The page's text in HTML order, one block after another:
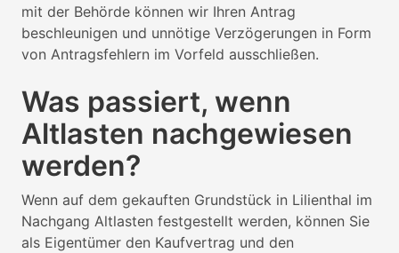
mit der Behörde können wir Ihren Antrag
beschleunigen und unnötige Verzögerungen in Form
von Antragsfehlern im Vorfeld ausschließen.
Was passiert, wenn
Altlasten nachgewiesen
werden?
Wenn auf dem gekauften Grundstück in Lilienthal im
Nachgang Altlasten festgestellt werden, können Sie
als Eigentümer den Kaufvertrag und den